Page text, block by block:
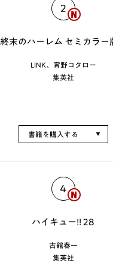
2
終末のハーレム セミカラー
LINK、宵野コタロー
集英社
書籍を購入する
4
ハイキュー!! 28
古舘春一
集英社